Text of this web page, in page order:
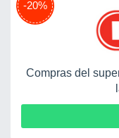
-20%
Compras del